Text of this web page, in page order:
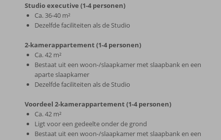
Studio executive (1-4 personen)
Ca. 36-40 m²
Dezelfde faciliteiten als de Studio
2-kamerappartement (1-4 personen)
Ca. 42 m²
Bestaat uit een woon-/slaapkamer met slaapbank en een
aparte slaapkamer
Dezelfde faciliteiten als de Studio
Voordeel 2-kamerappartement (1-4 personen)
Ca. 42 m²
Ligt voor een gedeelte onder de grond
Bestaat uit een woon-/slaapkamer met slaapbank en een